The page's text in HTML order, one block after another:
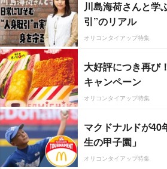
川島海荷さんと学
引”のリアル
オリコンタイアップ特集
大好評につき再び
キャンペーン
オリコンタイアップ特集
マクドナルドが40
生の甲子園」
オリコンタイアップ特集